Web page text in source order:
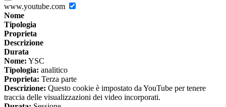
www.youtube.com
Nome
Tipologia
Proprieta
Descrizione
Durata
Nome: YSC
Tipologia: analitico
Proprieta: Terza parte
Descrizione: Questo cookie è impostato da YouTube per tenere
traccia delle visualizzazioni dei video incorporati.